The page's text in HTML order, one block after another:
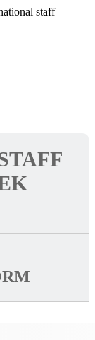
staff